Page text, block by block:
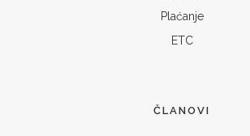
Plaćanje
ETC
ČLANOVI